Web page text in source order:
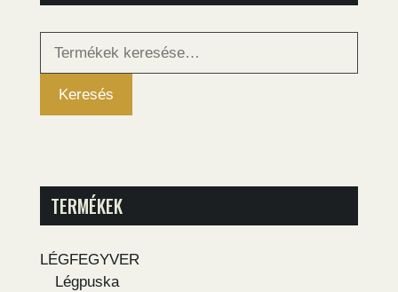
Keresés
Keresés
TERMÉKEK
LÉGFEGYVER
Légpuska